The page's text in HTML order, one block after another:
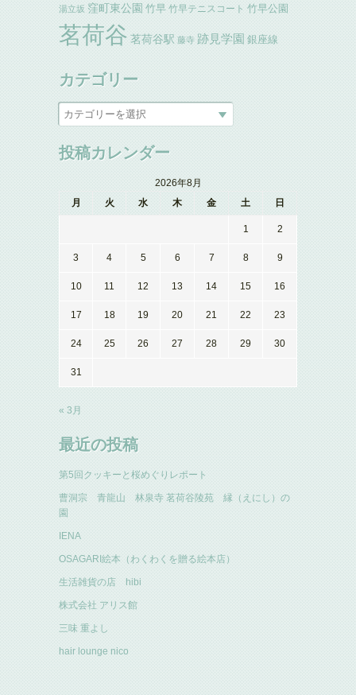
湯立坂 窪町東公園 竹早 竹早テニスコート 竹早公園
茗荷谷 茗荷谷駅 藤寺 跡見学園 銀座線
カテゴリー
投稿カレンダー
2026年8月
月
火 水 木 金 土 日
1 2
3 4 5 6 7 8 9
10 11 12 13 14 15 16
17 18 19 20 21 22 23
24 25 26 27 28 29 30
31
« 3月
最近の投稿
第5回クッキーと桜めぐりレポート
曹洞宗 青龍山 林泉寺 茗荷谷陵苑 縁（えにし）の
園
IENA
OSAGARI絵本（わくわくを贈る絵本店）
生活雑貨の店 hibi
株式会社 アリス館
三味 重よし
hair lounge nico